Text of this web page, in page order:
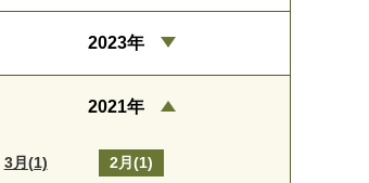
2023年
2021年
3月(1) 2月(1)